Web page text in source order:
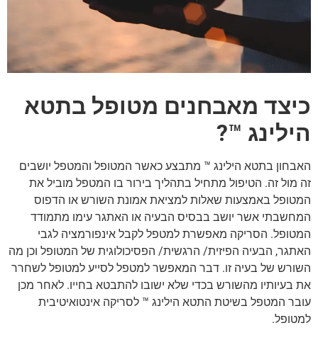
כיצד מאבחנים מטופל בתטא
הילינג ™
?
האבחון בתטא הילינג ™ מתבצע כאשר המטופל והמטפל יושבים
זה מול זה. הטיפול מתחיל בתהליך בירור בו המטפל מוביל את
המטופל באמצעות שאלות למציאת אמונת השורש או הדפוס
המחשבתי אשר יושב בבסיס הבעיה או האתגר עימו מתמודד
המטופל. הסריקה מאפשרת למטפל לקבל אינפורמציה לגבי
האתגר, הבעיה הפיזית/ הרגשית/ הפסיכולוגית של המטופל וכן מה
השורש של בעיה זו. דבר המאפשר למטפל לסייע למטופל לשחרר
את בעיותיו מהשורש בכדי שלא ישובו להתבטא בחייו. לאחר מכן
עובר המטפל בשיטת התטא הילינג ™ לסריקה אינטואיטיבית
למטופל.